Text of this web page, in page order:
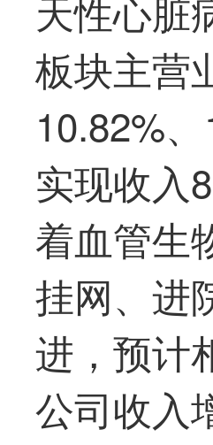
板块主营
10.82%
实现收入
着血管生
挂网、进
进，预计
公司收入